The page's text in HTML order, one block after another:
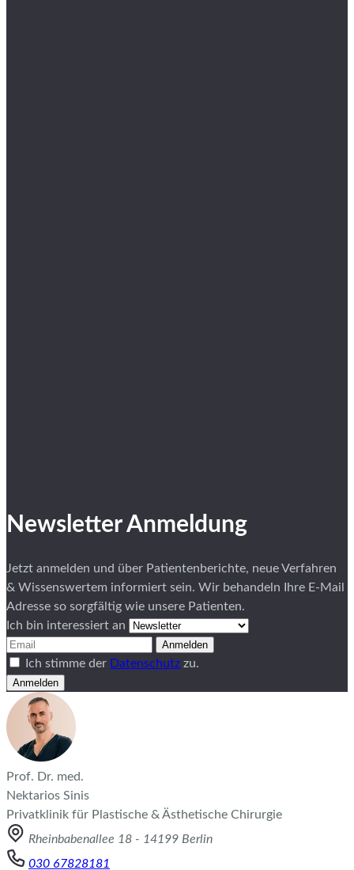
Newsletter Anmeldung
Jetzt anmelden und über Patientenberichte, neue Verfahren
& Wissenswertem informiert sein. Wir behandeln Ihre E-Mail
Adresse so sorgfältig wie unsere Patienten.
Ich bin interessiert an
Anmelden
Ich stimme der Datenschutz zu.
Anmelden
Prof. Dr. med.
Nektarios Sinis
Privatklinik für Plastische & Ästhetische Chirurgie
Rheinbabenallee 18 - 14199 Berlin
030 67828181